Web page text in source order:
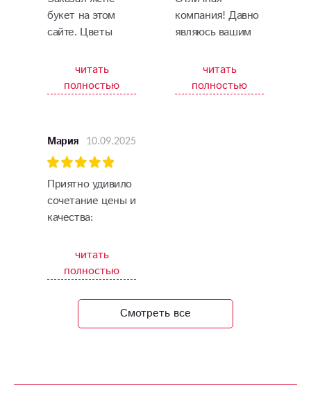
букет на этом
сайте. Цветы
спасибо!!!
читать
полностью
компания! Давно
являюсь вашим
нравится, что на
сайте всегда есть
новинки,
читать
полностью
Мария 10.09.2025
Приятно удивило
сочетание цены и
качества:
по разумной
цене и
своевременная
доставка прямо в
руки получателя.
читать
полностью
Смотреть все